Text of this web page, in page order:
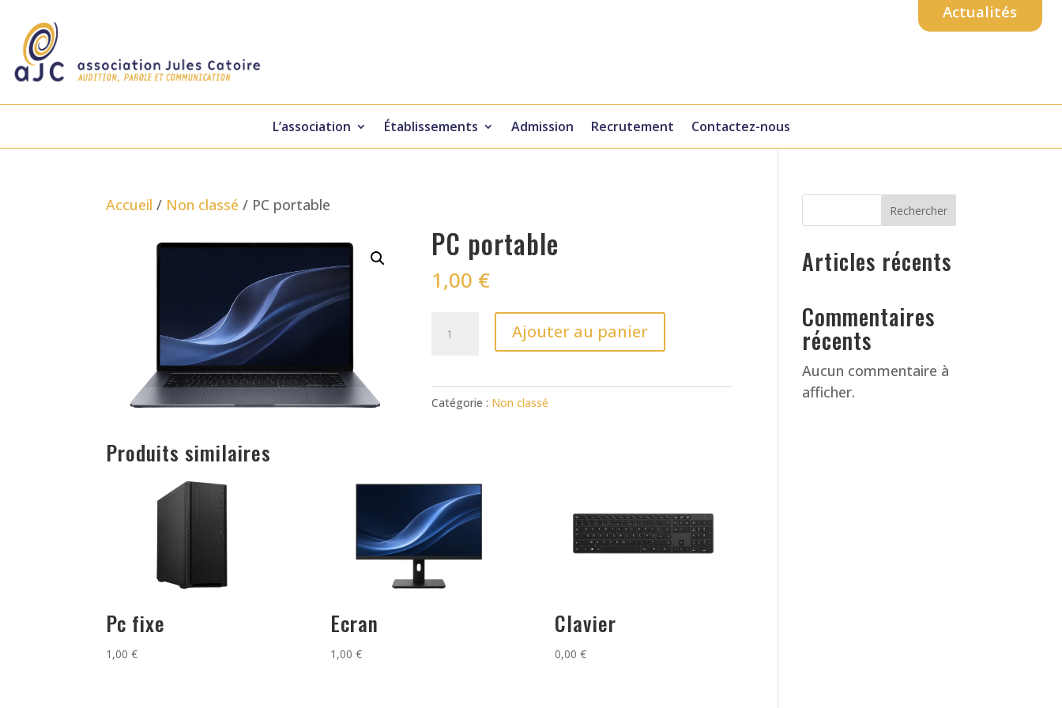
Actualités
L’association Établissements Admission Recrutement Contactez-nous
Accueil / Non classé / PC portable
PC portable
1,00 €
portable
Ajouter au panier
Catégorie : Non classé
Produits similaires
Pc fixe
1,00€
Ecran
1,00 €
Clavier
0,00 €
Rechercher
Articles récents
Commentaires
récents
Aucun commentaire à
afficher.